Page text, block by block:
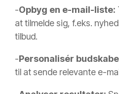
-Opbyg en e-mail-liste:
at tilmelde sig, f.eks.
tilbud.
-Personalisér
til at sende relevante e-